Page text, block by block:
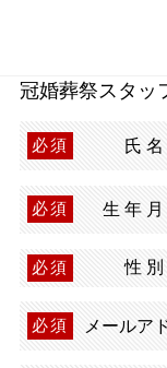
冠婚葬祭スタッ
必須 氏名
必須 生年月
必須 性別
必須 メールア